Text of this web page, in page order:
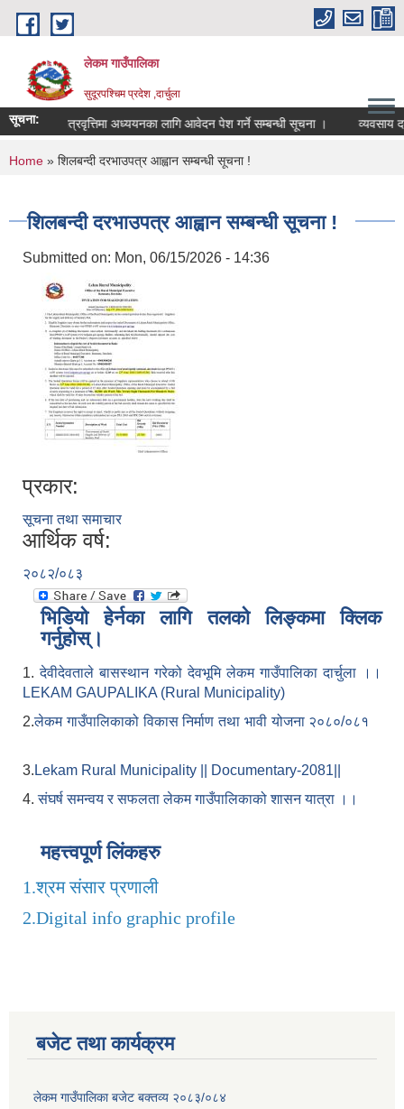
Skip to main content
लेकम गाउँपालिका
सुदूरपश्चिम प्रदेश ,दार्चुला
सूचना:
तहमा छात्रवृत्तिमा अध्ययनका लागि आवेदन पेश गर्ने सम्बन्धी सूचना । व्यवसाय
You are here
Home » शिलबन्दी दरभाउपत्र आह्वान सम्बन्धी सूचना !
शिलबन्दी दरभाउपत्र आह्वान सम्बन्धी सूचना !
Submitted on: Mon, 06/15/2026 - 14:36
प्रकार:
सूचना तथा समाचार
आर्थिक वर्ष:
२०८२/०८३
भिडियो हेर्नका लागि तलको लिङ्कमा क्लिक
गर्नुहोस्।
1.देवीदेवताले बासस्थान गरेको देवभूमि लेकम गाउँपालिका दार्चुला ।।
LEKAM GAUPALIKA (Rural Municipality)
2.लेकम गाउँपालिकाको विकास निर्माण तथा भावी योजना २०८०/०८१
3. Lekam Rural Municipality || Documentary-2081||
4.संघर्ष समन्वय र सफलता लेकम गाउँपालिकाको शासन यात्रा ।।
महत्त्वपूर्ण लिंकहरु
1.श्रम संसार प्रणाली
2.Digital info graphic profile
बजेट तथा कार्यक्रम
लेकम गाउँपालिका बजेट बक्तव्य २०८३/०८४